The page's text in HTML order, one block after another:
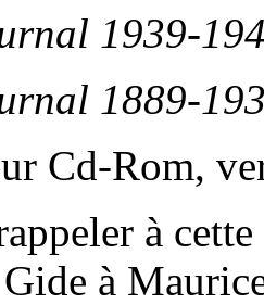
1939-
1889-
Cd-Rom,
à
Gide à